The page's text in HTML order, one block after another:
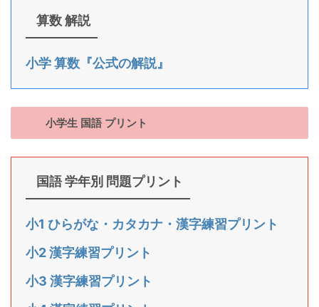
算数 解説
小学 算数『公式の解説』
小学生 国語 プリント
国語 学年別 問題プリント
小1 ひらがな・カタカナ・漢字練習プリント
小2 漢字練習プリント
小3 漢字練習プリント